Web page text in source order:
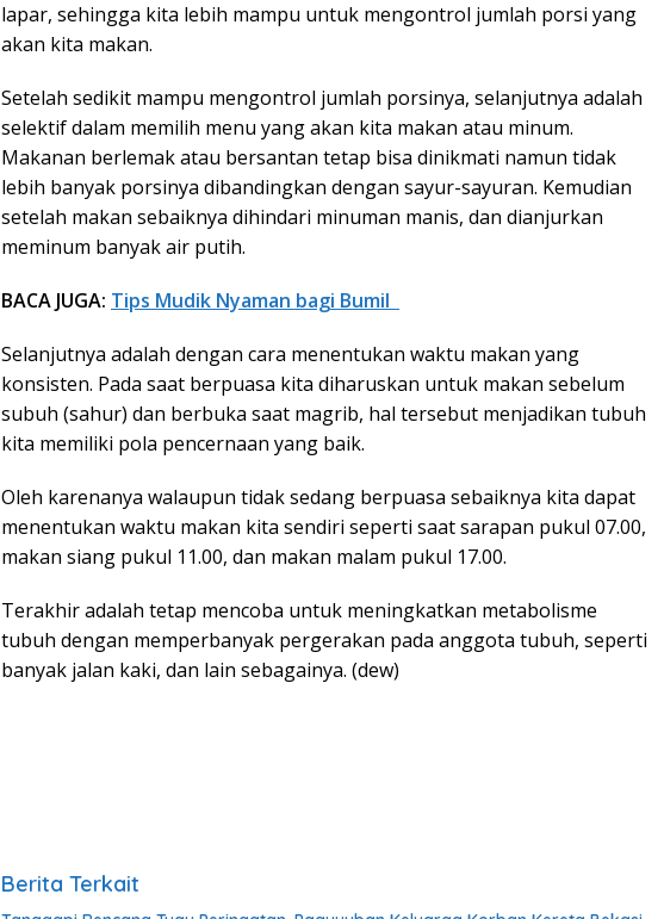
lapar, sehingga kita lebih mampu untuk mengontrol jumlah porsi yang
akan kita makan.
Setelah sedikit mampu mengontrol jumlah porsinya, selanjutnya adalah
selektif dalam memilih menu yang akan kita makan atau minum.
Makanan berlemak atau bersantan tetap bisa dinikmati namun tidak
lebih banyak porsinya dibandingkan dengan sayur-sayuran. Kemudian
setelah makan sebaiknya dihindari minuman manis, dan dianjurkan
meminum banyak air putih.
BACA JUGA: Tips Mudik Nyaman bagi Bumil
Selanjutnya adalah dengan cara menentukan waktu makan yang
konsisten. Pada saat berpuasa kita diharuskan untuk makan sebelum
subuh (sahur) dan berbuka saat magrib, hal tersebut menjadikan tubuh
kita memiliki pola pencernaan yang baik.
Oleh karenanya walaupun tidak sedang berpuasa sebaiknya kita dapat
menentukan waktu makan kita sendiri seperti saat sarapan pukul 07.00,
makan siang pukul 11.00, dan makan malam pukul 17.00.
Terakhir adalah tetap mencoba untuk meningkatkan metabolisme
tubuh dengan memperbanyak pergerakan pada anggota tubuh, seperti
banyak jalan kaki, dan lain sebagainya. (dew)
Berita Terkait